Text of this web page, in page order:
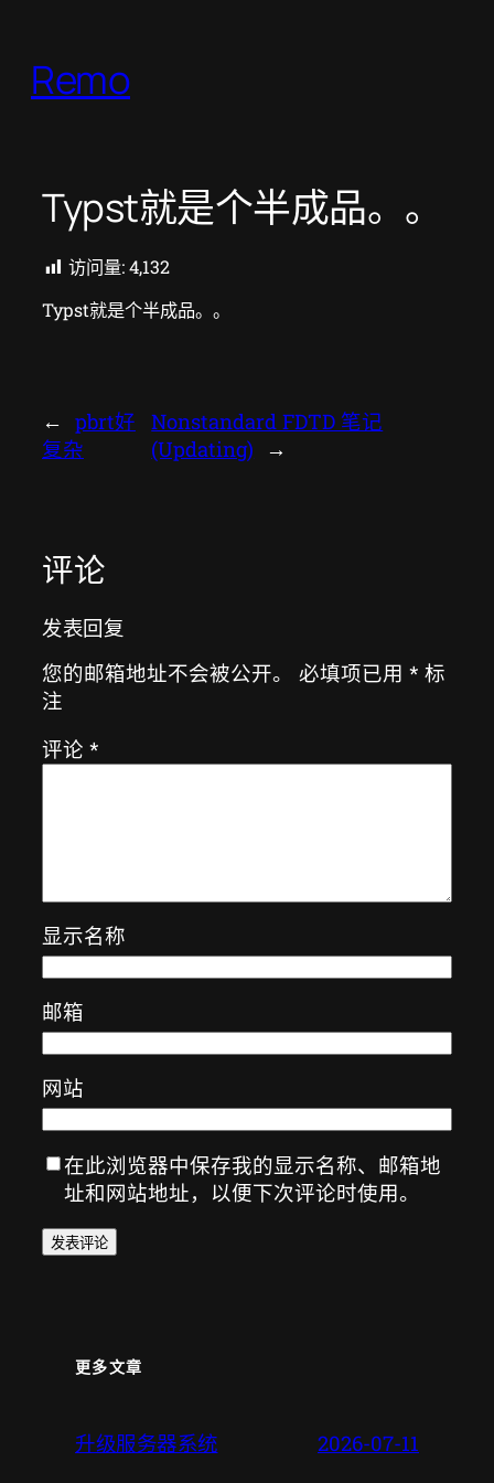
Remo
Typst就是个半成品。。
访问量:4,132
Typst就是个半成品。。
← pbrt好
复杂
Nonstandard FDTD 笔记
(Updating)
→
评论
发表回复
您的邮箱地址不会被公开。 必填项已用 * 标
注
评论 *
显示名称
邮箱
网站
在此浏览器中保存我的显示名称、邮箱地
址和网站地址，以便下次评论时使用。
更多文章
升级服务器系统 2026-07-11